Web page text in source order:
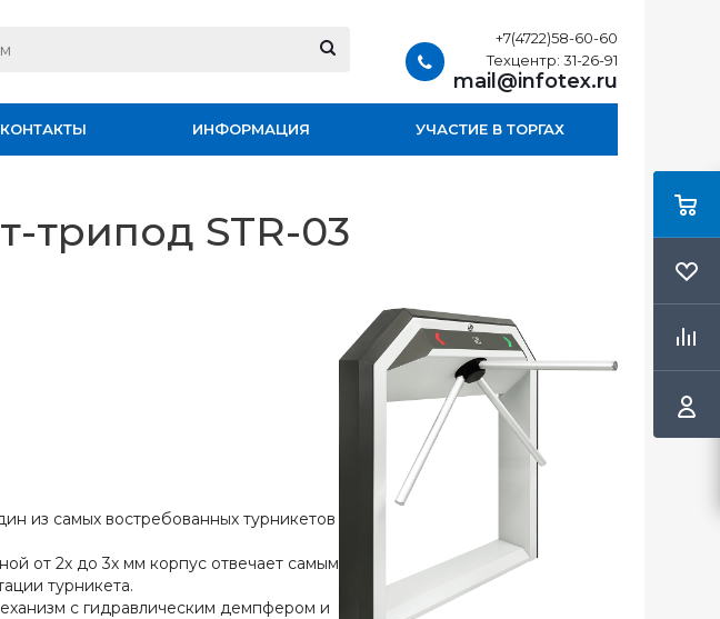
+7(4722)58-60-60
Техцентр: 31-26-91
mail@infotex.ru
КОНТАКТЫ ИНФОРМАЦИЯ УЧАСТИЕ В ТОРГАХ
трипод STR-03
из самых востребованных турникетов
от 2х до 3х мм корпус отвечает самым
турникета.
c гидравлическим демпфером и